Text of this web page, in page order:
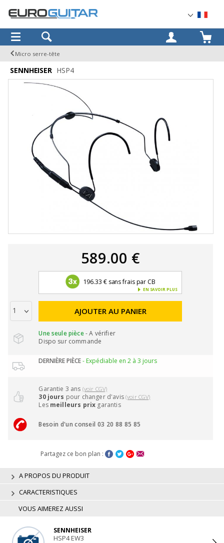
OK
Micro serre-tête
SENNHEISER HSP4
589.00 €
196.33 € sans frais par CB
EN SAVOIR PLUS
AJOUTER AU PANIER
Une seule pièce- A vérifier
Dispo sur commande
DERNIÈRE PIÈCE- Expédiable en 2 à 3 jours
Garantie 3 ans (voir CGV)
30 jours pour changer d'avis(voir CGV)
Les meilleurs prix garantis
Besoin d'un conseil 03 20 88 85 85
Partagez ce bon plan :
A PROPOS DU PRODUIT
CARACTERISTIQUES
VOUS AIMEREZ AUSSI
SENNHEISER
HSP4 EW3